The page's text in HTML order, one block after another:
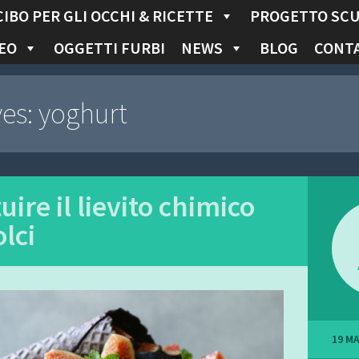
PER GLI OCCHI & RICETTE
PROGETTO
OGGETTI FURBI NEWS BLOG
yoghurt
il lievito chimico
19